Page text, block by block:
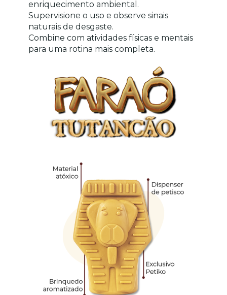
enriquecimento ambiental.
Supervisione o uso e observe sinais
naturais de desgaste.
Combine com atividades físicas e mentais
para uma rotina mais completa.